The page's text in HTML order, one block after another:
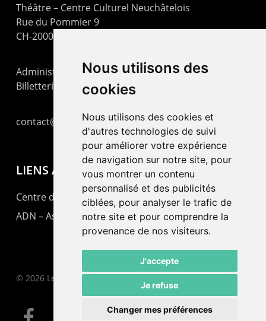
Nous utilisons des
cookies
Nous utilisons des cookies et
d'autres technologies de suivi
pour améliorer votre expérience
de navigation sur notre site, pour
vous montrer un contenu
personnalisé et des publicités
ciblées, pour analyser le trafic de
notre site et pour comprendre la
provenance de nos visiteurs.
J'accepte
Je refuse
Changer mes préférences
Théâtre – Centre Culturel Neuchâtelois
Rue du Pommier 9
CH-2000 Neuchâtel
Administration : +41 32 725 03 03
Billetterie : +41 32 725 05 05
contact@lepommier.ch
LIENS AMIS
Centre de culture ABC
ADN – Association Danse Neuchâtel
© 2026 Le Pommier.
facebook email